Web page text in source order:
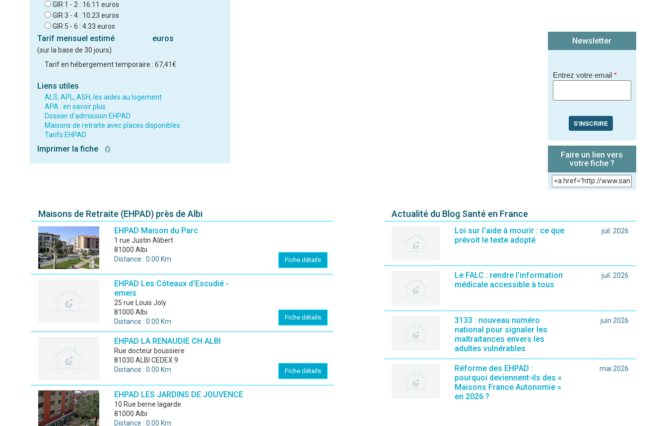
GIR 1 - 2 : 16.11 euros
GIR 3 - 4 : 10.23 euros
GIR 5 - 6 : 4.33 euros
Tarif mensuel estimé euros
(sur la base de 30 jours)
Tarif en hébergement temporaire : 67,41€
Liens utiles
ALS, APL, ASH, les aides au logement
APA : en savoir plus
Dossier d'admission EHPAD
Maisons de retraite avec places disponibles
Tarifs EHPAD
Imprimer la fiche ⎙
Newsletter
Entrez votre email *
S'INSCRIRE
Faire un lien vers
votre fiche ?
Maisons de Retraite (EHPAD) près de Albi
EHPAD Maison du Parc
1 rue Justin Alibert
81000 Albi
Distance : 0.00 Km
Fiche détails
EHPAD Les Côteaux d'Escudié -
emeis
25 rue Louis Joly
81000 Albi
Distance : 0.00 Km
Fiche détails
EHPAD LA RENAUDIE CH ALBI
rue docteur boussiere
81030 ALBI CEDEX 9
Distance : 0.00 Km
Fiche détails
EHPAD LES JARDINS DE JOUVENCE
10 Rue berne lagarde
81000 Albi
Distance : 0.00 Km
Actualité du Blog Santé en France
Loi sur l’aide à mourir : ce que
prévoit le texte adopté
juil. 2026
Le FALC : rendre l’information
médicale accessible à tous
juil. 2026
3133 : nouveau numéro
national pour signaler les
maltraitances envers les
adultes vulnérables
juin 2026
Réforme des EHPAD :
pourquoi deviennent-ils des «
Maisons France Autonomie »
en 2026 ?
mai 2026